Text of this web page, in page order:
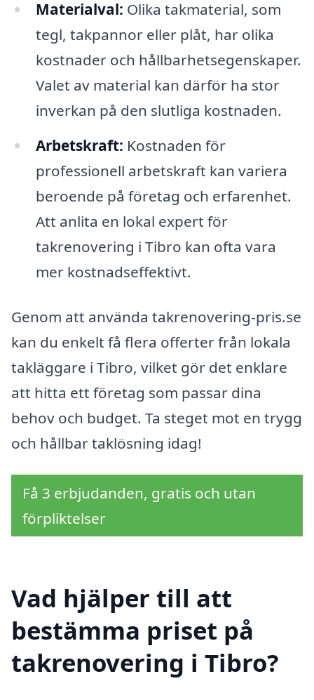
Materialval: Olika takmaterial, som
tegl, takpannor eller plåt, har olika
kostnader och hållbarhetsegenskaper.
Valet av material kan därför ha stor
inverkan på den slutliga kostnaden.
Arbetskraft: Kostnaden för
professionell arbetskraft kan variera
beroende på företag och erfarenhet.
Att anlita en lokal expert för
takrenovering i Tibro kan ofta vara
mer kostnadseffektivt.
Genom att använda takrenovering-pris.se
kan du enkelt få flera offerter från lokala
takläggare i Tibro, vilket gör det enklare
att hitta ett företag som passar dina
behov och budget. Ta steget mot en trygg
och hållbar taklösning idag!
Få 3 erbjudanden, gratis och utan
förpliktelser
Vad hjälper till att
bestämma priset på
takrenovering i Tibro?